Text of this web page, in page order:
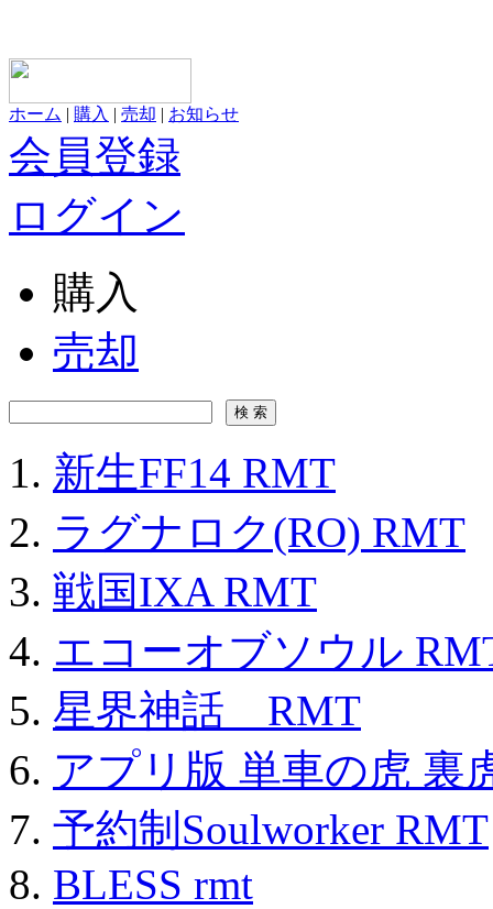
ホーム | 購入 | 売却 | お知らせ
会員登録
ログイン
購入
売却
新生FF14 RMT
ラグナロク(RO) RMT
戦国IXA RMT
エコーオブソウル
星界神話 RMT
アプリ版 単車の虎 裏
予約制Soulworker RMT
BLESS rmt